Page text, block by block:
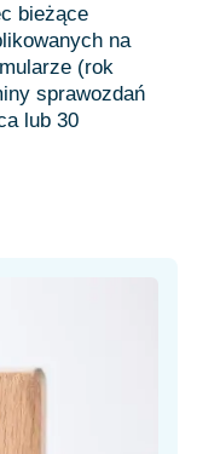
bieżące
na
(rok
sprawozdań
lub 30